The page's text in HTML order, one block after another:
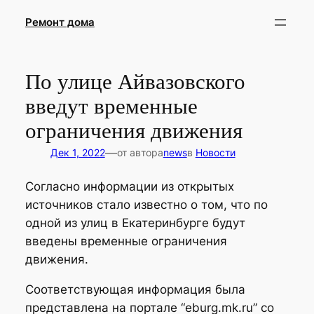
Ремонт дома
По улице Айвазовского
введут временные
ограничения движения
Дек 1, 2022—от автораnewsв Новости
Согласно информации из открытых
источников стало известно о том, что по
одной из улиц в Екатеринбурге будут
введены временные ограничения
движения.
Соответствующая информация была
представлена на портале “eburg.mk.ru” со